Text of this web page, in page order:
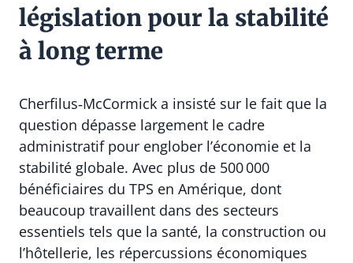
législation pour la stabilité
à long terme
Cherfilus‑McCormick a insisté sur le fait que la
question dépasse largement le cadre
administratif pour englober l’économie et la
stabilité globale. Avec plus de 500 000
bénéficiaires du TPS en Amérique, dont
beaucoup travaillent dans des secteurs
essentiels tels que la santé, la construction ou
l’hôtellerie, les répercussions économiques